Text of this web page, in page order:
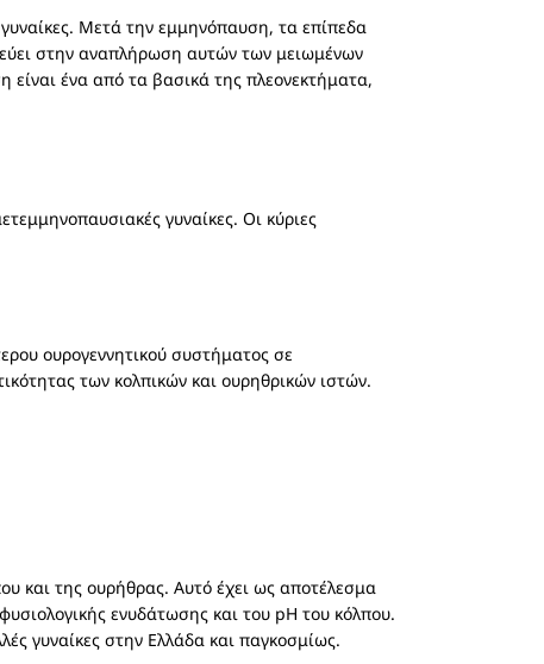
γυναίκες. Μετά την εμμηνόπαυση, τα επίπεδα
στην αναπλήρωση αυτών των μειωμένων
ένα από τα βασικά της πλεονεκτήματα,
γυναίκες. Οι κύριες
ουρογεννητικού συστήματος σε
των κολπικών και ουρηθρικών ιστών.
και της ουρήθρας. Αυτό έχει ως αποτέλεσμα
ενυδάτωσης και του pH του κόλπου.
γυναίκες στην Ελλάδα και παγκοσμίως.